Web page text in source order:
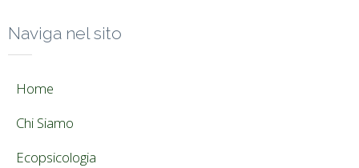
Naviga nel sito
Home
Chi Siamo
Ecopsicologia